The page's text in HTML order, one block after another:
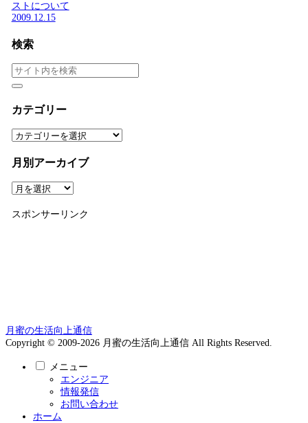
ストについて
2009.12.15
検索
カテゴリー
カ
ゴ
リ
ー
月別アーカイブ
月
ア
スポンサーリンク
月蜜の生活向上通信
Copyright © 2009-2026 月蜜の生活向上通信 All Rights Reserved.
メニュー
エンジニア
情報発信
お問い合わせ
ホーム